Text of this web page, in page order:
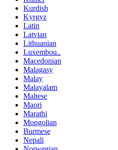
Kurdish
Kyrgyz
Latin
Latvian
Lithuanian
Luxembou..
Macedonian
Malagasy
Malay
Malayalam
Maltese
Maori
Marathi
Mongolian
Burmese
Nepali